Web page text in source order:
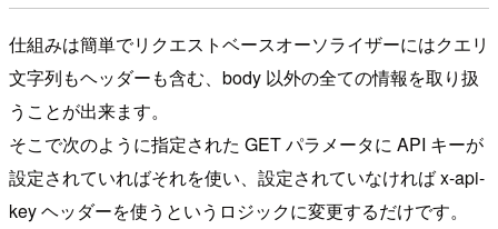
仕組みは簡単でリクエストベースオーソライザーにはクエリ
文字列もヘッダーも含む、body 以外の全ての情報を取り扱
うことが出来ます。
そこで次のように指定された GET パラメータに API キーが
設定されていればそれを使い、設定されていなければ x-api-
key ヘッダーを使うというロジックに変更するだけです。